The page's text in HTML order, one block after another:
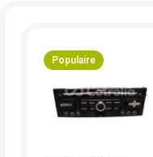
Populaire